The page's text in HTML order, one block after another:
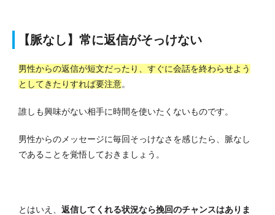
【脈なし】常に返信がそっけない
男性からの返信が短文だったり、すぐに会話を終わらせよう
としてきたりすれば要注意。
誰しも興味がない相手に時間を使いたくないものです。
男性からのメッセージに毎回そっけなさを感じたら、脈なし
であることを覚悟しておきましょう。
とはいえ、 返信してくれる状況なら挽回のチャンスはありま